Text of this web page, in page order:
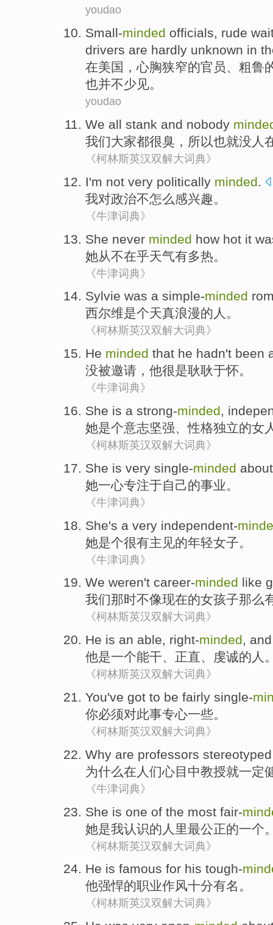
youdao
Small-minded officials, rude
drivers are hardly unknown in
在美国 ，心胸狭窄的官员、 粗鲁
也并不少见。
youdao
We all stank and nobody
我们大家都很臭，所以也就没人
《柯林斯英汉双解大词典》
I'm not very politically minded.
我对政治不怎么感兴趣。
《牛津词典》
She never minded how hot it
她从不在乎天气有多热。
《牛津词典》
Sylvie was a simple-minded
西尔维是个天真浪漫的人 。
《柯林斯英汉双解大词典》
He minded that he hadn't been
没被邀请， 他很是耿耿于怀。
《牛津词典》
She is a strong-minded,
她是个意志坚强、性格独立的女
《柯林斯英汉双解大词典》
She is very single-minded
她一心专注于自己的事业。
《牛津词典》
She's a very independent-
她是个很有主见的年轻女子 。
《牛津词典》
We weren't career-minded like
我们那时不像现在的女孩子那么
《柯林斯英汉双解大词典》
He is an able, right-minded,
他是一个能干、 正直、 虔诚的 人
《柯林斯英汉双解大词典》
You've got to be fairly single-
你必须对此事专心一些。
《柯林斯英汉双解大词典》
Why are professors stereotyped
为什么在 人们心目中教授就一定
《牛津词典》
She is one of the most fair-
她是我认识的 人 里最公正的一个
《柯林斯英汉双解大词典》
He is famous for his tough-
他强悍的职业作风十分有名 。
《柯林斯英汉双解大词典》